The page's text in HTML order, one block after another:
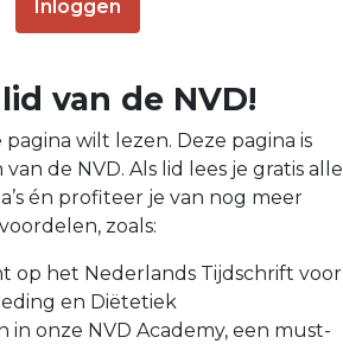
Inloggen
van de NVD!
wilt lezen. Deze pagina is
de NVD. Als lid lees je gratis alle
én profiteer je van nog meer
voordelen, zoals:
op het Nederlands Tijdschrift voor
en Diëtetiek
in onze NVD Academy, een must-